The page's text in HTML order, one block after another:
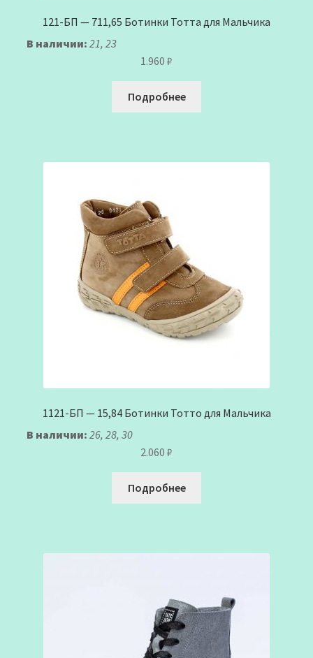
121-БП — 711,65 Ботинки Тотта для Мальчика
В наличии: 21, 23
1.960 ₽
Подробнее
1121-БП — 15,84 Ботинки Тотто для Мальчика
В наличии: 26, 28, 30
2.060 ₽
Подробнее